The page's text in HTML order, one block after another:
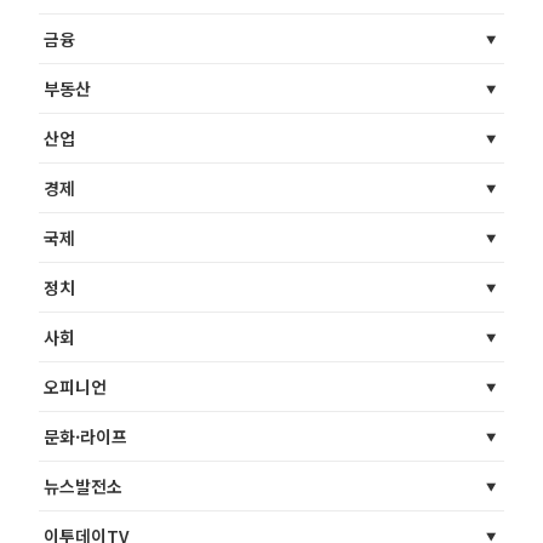
금융
부동산
산업
경제
국제
정치
사회
오피니언
문화·라이프
뉴스발전소
이투데이TV